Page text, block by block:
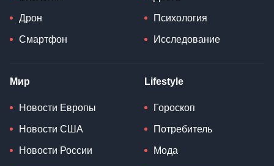
Дрон
Смартфон
Психология
Исследование
Мир
Новости Европы
Новости США
Новости России
Lifestyle
Гороскоп
Потребитель
Мода